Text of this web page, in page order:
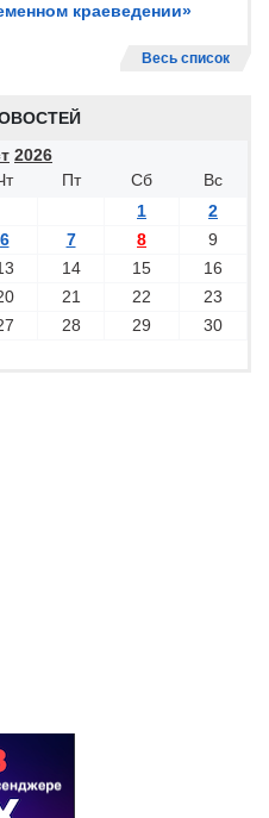
краеведении»
Весь список
2026
Пт Сб
Вс
1
2
6 7 8
9
14 15
16
21 22
23
28 29
30